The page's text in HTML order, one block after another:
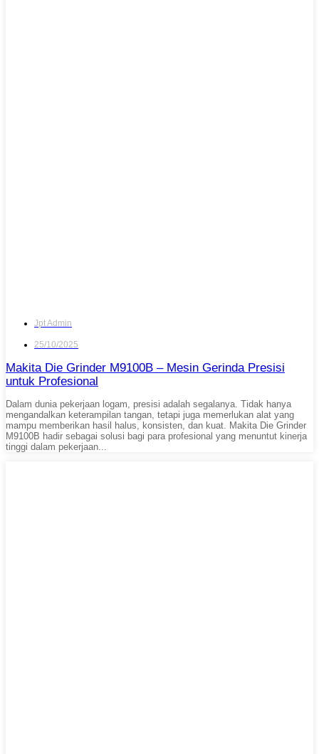
Jpt Admin
25/10/2025
Makita Die Grinder M9100B – Mesin Gerinda Presisi
untuk Profesional
Dalam dunia pekerjaan logam, presisi adalah segalanya. Tidak hanya
mengandalkan keterampilan tangan, tetapi juga memerlukan alat yang
mampu memberikan hasil halus, konsisten, dan kuat. Makita Die Grinder
M9100B hadir sebagai solusi bagi para profesional yang menuntut kinerja
tinggi dalam pekerjaan...